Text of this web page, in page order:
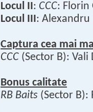
Locul II: CCC: Florin
Locul III: Alexandru
Captura cea mai
CCC (Sector B): Vali
Bonus calitate
RB Baits (Sector